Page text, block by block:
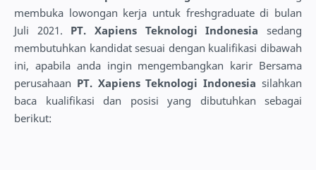
membuka lowongan kerja untuk freshgraduate di bulan
Juli 2021. PT. Xapiens Teknologi Indonesiasedang
membutuhkan kandidat sesuai dengan kualifikasi dibawah
ini, apabila anda ingin mengembangkan karir Bersama
perusahaan PT. Xapiens Teknologi Indonesiasilahkan
baca kualifikasi dan posisi yang dibutuhkan sebagai
berikut: